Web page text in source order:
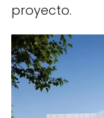
proyecto.